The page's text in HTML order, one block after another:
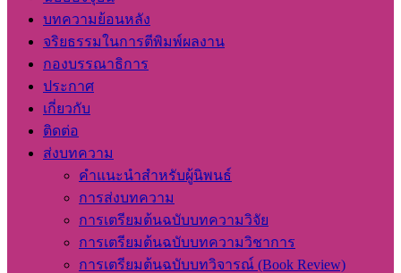
บทความย้อนหลัง
จริยธรรมในการตีพิมพ์ผลงาน
กองบรรณาธิการ
ประกาศ
เกี่ยวกับ
ติดต่อ
ส่งบทความ
คำแนะนำสำหรับผู้นิพนธ์
การส่งบทความ
การเตรียมต้นฉบับบทความวิจัย
การเตรียมต้นฉบับบทความวิชาการ
การเตรียมต้นฉบับบทวิจารณ์ (Book Review)